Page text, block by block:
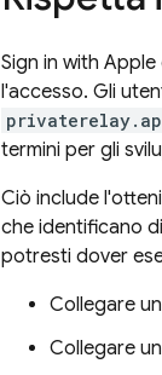
Sign in with
l'accesso. Gli
termini per gli
Ciò include
che identificano
potresti dover
Collegare
Collegare